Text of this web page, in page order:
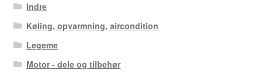
Indre
Køling, opvarmning, aircondition
Legeme
Motor - dele og tilbehør